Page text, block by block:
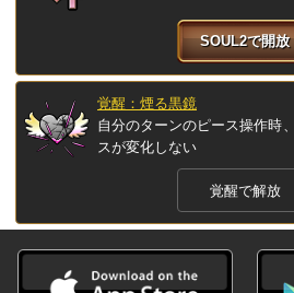
SOUL2で開放
覚醒：煙る黒鏡
自分のターンのピース操作時
スが変化しない
覚醒で解放